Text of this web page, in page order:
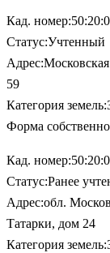
Кад.
Статус:Учтенный
59
Категория
Форма
Кад.
Статус:Ранее
Адрес:обл.
Татарки, дом 24
Категория